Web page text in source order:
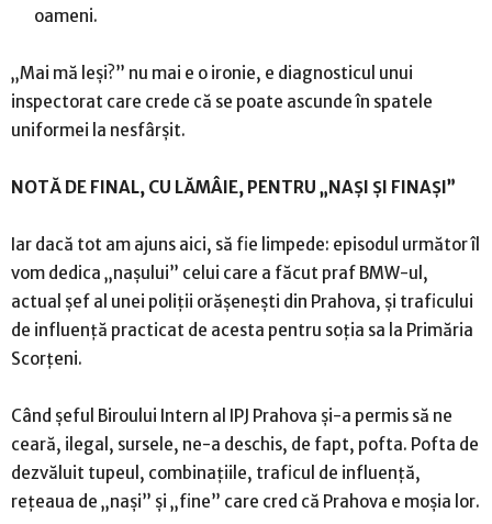
oameni.
„Mai mă leși?” nu mai e o ironie, e diagnosticul unui
inspectorat care crede că se poate ascunde în spatele
uniformei la nesfârșit.
NOTĂ DE FINAL, CU LĂMÂIE, PENTRU „NAȘI ȘI FINAȘI”
Iar dacă tot am ajuns aici, să fie limpede: episodul următor îl
vom dedica „nașului” celui care a făcut praf BMW-ul,
actual șef al unei poliții orășenești din Prahova, și traficului
de influență practicat de acesta pentru soția sa la Primăria
Scorțeni.
Când șeful Biroului Intern al IPJ Prahova și-a permis să ne
ceară, ilegal, sursele, ne-a deschis, de fapt, pofta. Pofta de
dezvăluit tupeul, combinațiile, traficul de influență,
rețeaua de „nași” și „fine” care cred că Prahova e moșia lor.